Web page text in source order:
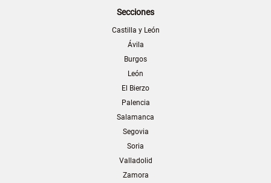
Secciones
Castilla y León
Ávila
Burgos
León
El Bierzo
Palencia
Salamanca
Segovia
Soria
Valladolid
Zamora